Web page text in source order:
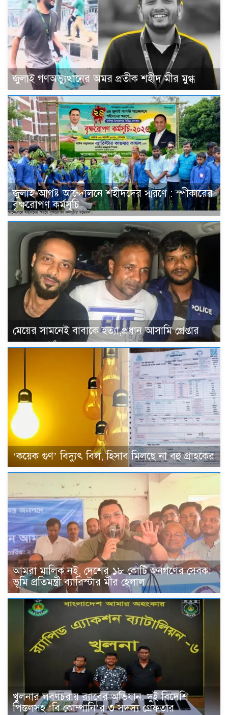
জুলাই গণঅভ্যুত্থানের অমর প্রতীক শহীদ মীর মুগ্ধ
জুলাই-আগষ্ট আন্দোলনে শহীদদের স্মরণে : স্পীকারের
বৃক্ষরোপণ কর্মসূচি
মেয়ের সামনেই বাবাকে হত্যা,প্রধান আসামি গ্রেপ্তার
‘কয়েক গুণ’ বিদ্যুৎ বিল, হিসাব মিলছে না বহু গ্রাহকের
আমরা মালিক নই, দেশের ১৮ কোটি জনগণের সেবক:
ভূমি প্রতিমন্ত্রী ব্যারিস্টার মীর হেলাল
খুলনার লবণচরায় র‍্যাবের অভিযান: দুই বিদেশি
পিস্তলসহ ‘বি কোম্পানি’র ৩ সদস্য গ্রেফতার